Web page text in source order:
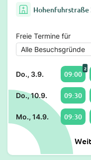
Hohenfuhrstraße
Freie Termine für
Do., 3.9. 09:00
2
Do., 10.9. 09:30
Mo., 14.9. 09:30